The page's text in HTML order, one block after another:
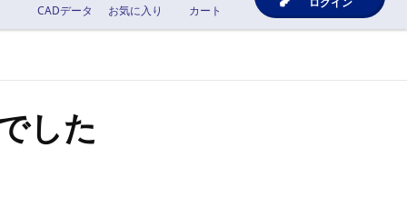
CADデータ お気に入り カート
した